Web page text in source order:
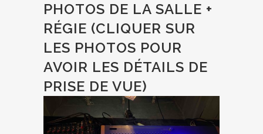
PHOTOS DE LA SALLE +
RÉGIE (CLIQUER SUR
LES PHOTOS POUR
AVOIR LES DÉTAILS DE
PRISE DE VUE)